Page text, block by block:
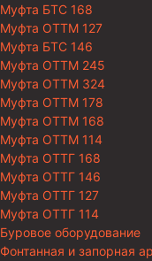
Муфта БТС 168
Муфта ОТТМ 127
Муфта БТС 146
Муфта ОТТМ 245
Муфта ОТТМ 324
Муфта ОТТМ 178
Муфта ОТТМ 168
Муфта ОТТМ 114
Муфта ОТТГ 168
Муфта ОТТГ 146
Муфта ОТТГ 127
Муфта ОТТГ 114
Буровое оборудование
Фонтанная и запорная